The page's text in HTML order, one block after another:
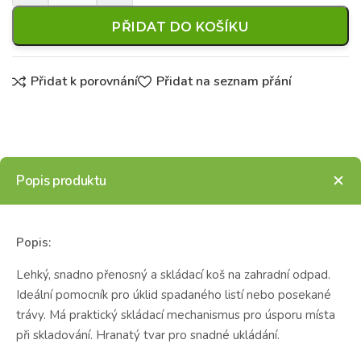
PŘIDAT DO KOŠÍKU
Přidat k porovnání Přidat na seznam přání
Popis produktu
Popis:
Lehký, snadno přenosný a skládací koš na zahradní odpad.
Ideální pomocník pro úklid spadaného listí nebo posekané
trávy. Má praktický skládací mechanismus pro úsporu místa
při skladování. Hranatý tvar pro snadné ukládání.